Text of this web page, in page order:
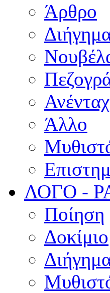
Άρθρο
Άλλο
ΛΟΓΟ -
Ποίηση
Δοκίμιο